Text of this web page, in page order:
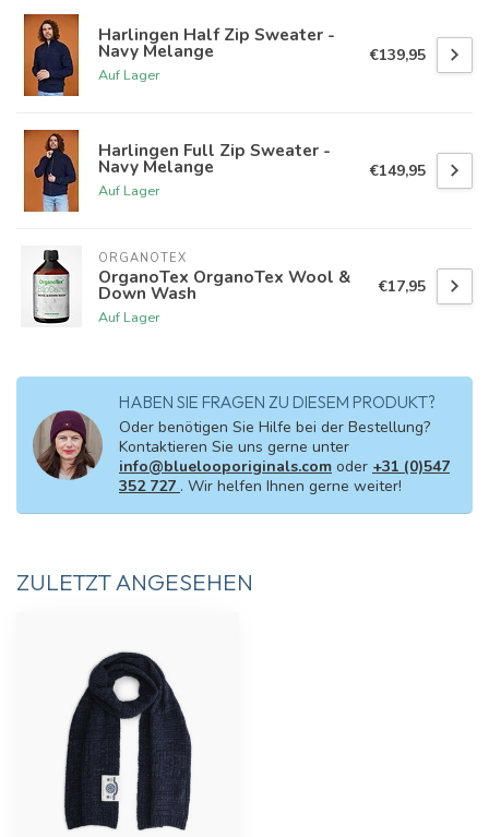
Harlingen Half Zip Sweater -
Navy Melange
Auf Lager
€139,95
Harlingen Full Zip Sweater -
Navy Melange
Auf Lager
€149,95
ORGANOTEX
OrganoTex OrganoTex Wool &
Down Wash
Auf Lager
€17,95
HABEN SIE FRAGEN ZU DIESEM PRODUKT?
Oder benötigen Sie Hilfe bei der Bestellung?
Kontaktieren Sie uns gerne unter
info@bluelooporiginals.com oder +31 (0)547
352 727 . Wir helfen Ihnen gerne weiter!
ZULETZT ANGESEHEN